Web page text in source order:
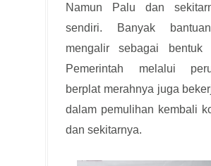
Namun Palu dan
sendiri. Banyak
mengalir sebagai bentuk
Pemerintah melalui
berplat merahnya juga
dalam pemulihan kembali
dan sekitarnya.